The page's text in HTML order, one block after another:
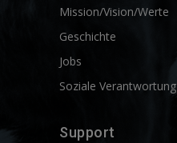
Mission/Vision/Werte
Geschichte
Jobs
Soziale Verantwortung
Support